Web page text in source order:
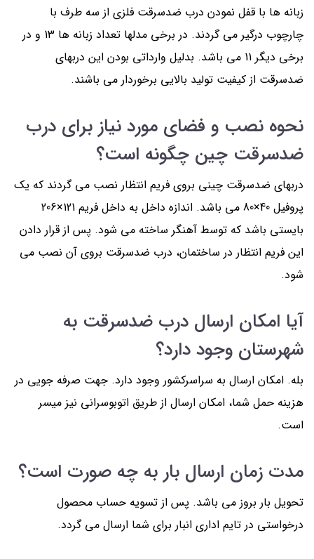
زبانه ها با قفل نمودن درب ضدسرقت فلزی از سه طرف با
چارچوب درگیر می گردند. در برخی مدلها تعداد زبانه ها 13 و در
برخی دیگر 11 می باشد. بدلیل وارداتی بودن این دربهای
ضدسرقت از کیفیت تولید بالایی برخوردار می باشند.
نحوه نصب و فضای مورد نیاز برای درب
ضدسرقت چین چگونه است؟
دربهای ضدسرقت چینی بروی فریم انتظار نصب می گردند که یک
پروفیل 40×80 می باشد. اندازه داخل به داخل فریم 121×206
بایستی باشد که توسط آهنگر ساخته می شود. پس از قرار دادن
این فریم انتظار در ساختمان، درب ضدسرقت بروی آن نصب می
شود.
آیا امکان ارسال درب ضدسرقت به
شهرستان وجود دارد؟
بله. امکان ارسال به سراسرکشور وجود دارد. جهت صرفه جویی در
هزینه حمل شما، امکان ارسال از طریق اتوبوسرانی نیز میسر
است.
مدت زمان ارسال بار به چه صورت است؟
تحویل بار بروز می باشد. پس از تسویه حساب محصول
درخواستی در تایم اداری انبار برای شما ارسال می گردد.